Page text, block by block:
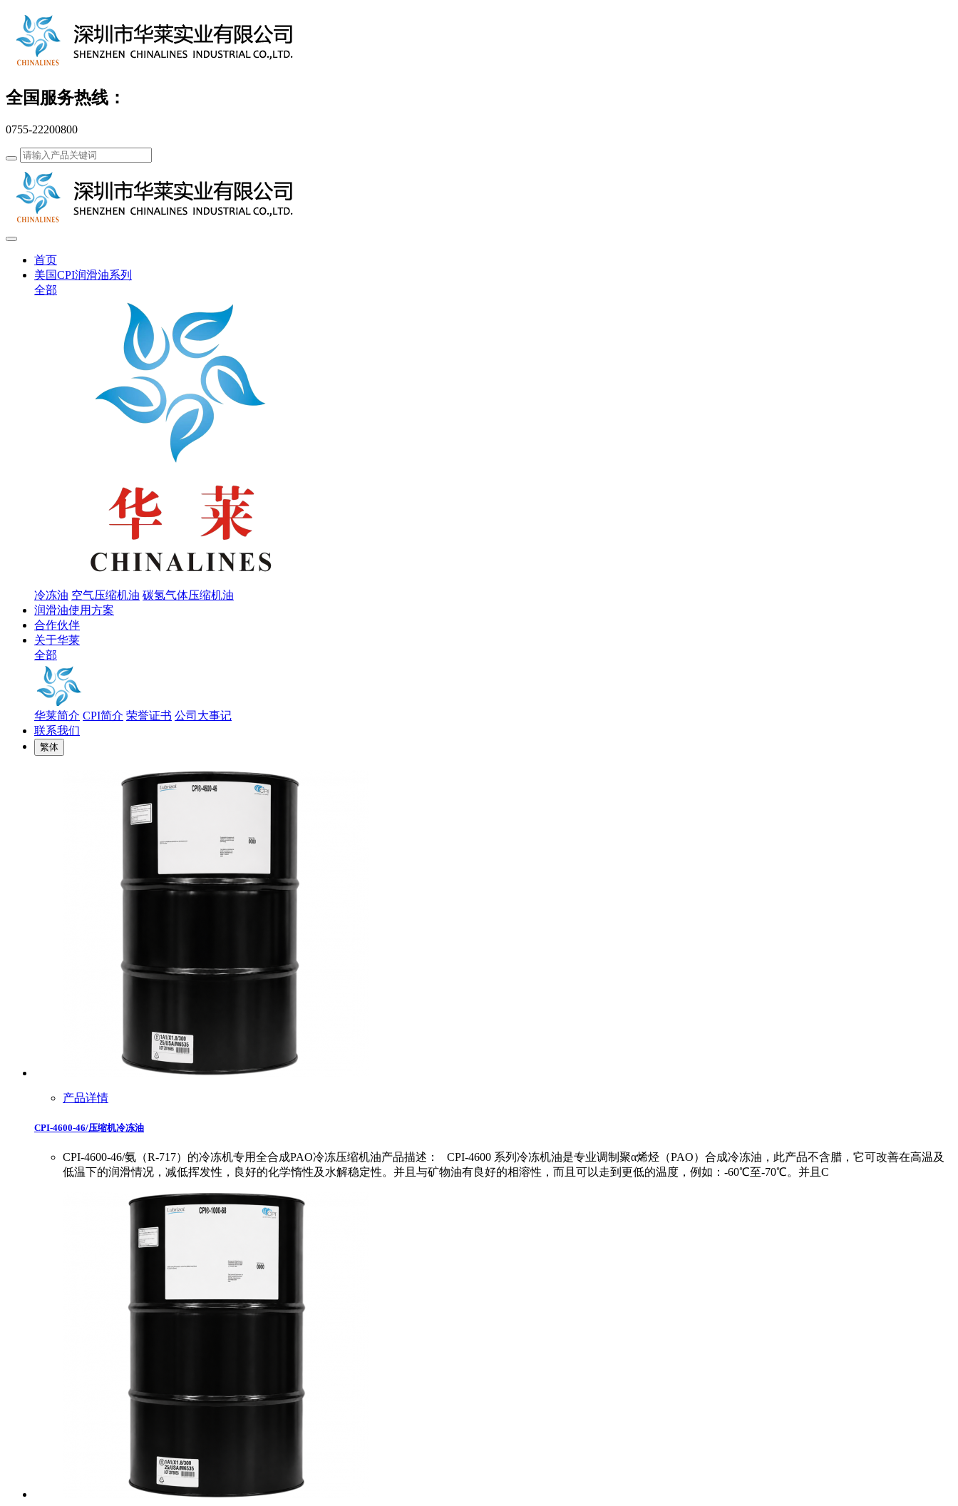
全国服务热线：
0755-22200800
首页
美国CPI润滑油系列
全部
冷冻油 空气压缩机油 碳氢气体压缩机油
润滑油使用方案
合作伙伴
关于华莱
全部
华莱简介 CPI简介 荣誉证书 公司大事记
联系我们
繁体
产品详情
CPI-4600-46/压缩机冷冻油
CPI-4600-46/氨（R-717）的冷冻机专用全合成PAO冷冻压缩机油产品描述： CPI-4600 系列冷冻机油是专业调制聚α烯烃（PAO）合成冷冻油，此产品不含腊，它可改善在高温及
低温下的润滑情况，减低挥发性，良好的化学惰性及水解稳定性。并且与矿物油有良好的相溶性，而且可以走到更低的温度，例如：-60℃至-70℃。并且C